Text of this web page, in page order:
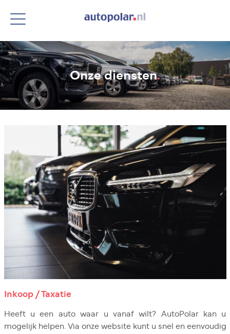
Onze diensten.
Inkoop / Taxatie
Heeft u een auto waar u vanaf wilt? AutoPolar kan u
mogelijk helpen. Via onze website kunt u snel en eenvoudig